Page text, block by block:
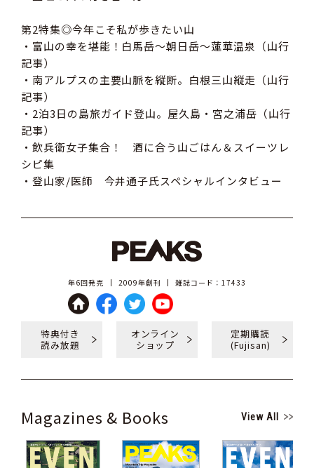
第2特集◎今年こそ私が歩きたい山
・富山の幸を堪能！白馬岳～朝日岳～蓮華温泉（山行
記事）
・南アルプスの主要山脈を縦断。白根三山縦走（山行
記事）
・2泊3日の島旅ガイド登山。屋久島・宮之浦岳（山行
記事）
・飲兵衛女子集合！ 酒に合う山ごはん＆スイーツレ
シピ集
・登山家/医師 今井通子氏スペシャルインタビュー
年6回発売 2009年創刊 雑誌コード：17433
特典付き
読み放題
オンライン
ショップ
定期購読
(Fujisan)
Magazines & Books View All